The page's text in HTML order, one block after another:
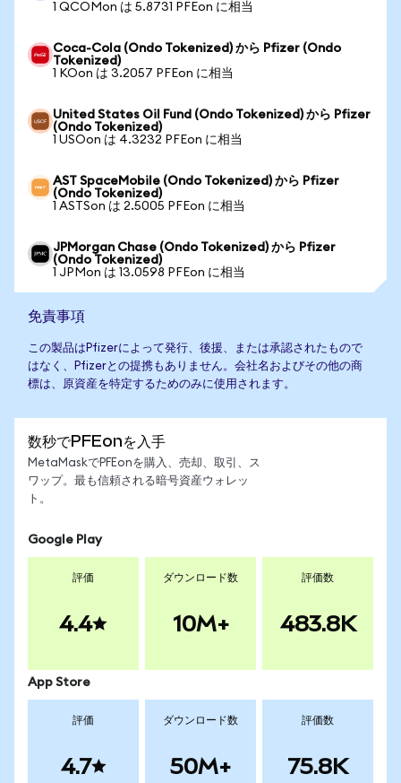
1 QCOMon は 5.8731 PFEon に相当
Coca-Cola (Ondo Tokenized) から Pfizer (Ondo
Tokenized)
1 KOon は 3.2057 PFEon に相当
United States Oil Fund (Ondo Tokenized) から Pfizer
(Ondo Tokenized)
1 USOon は 4.3232 PFEon に相当
AST SpaceMobile (Ondo Tokenized) から Pfizer
(Ondo Tokenized)
1 ASTSon は 2.5005 PFEon に相当
JPMorgan Chase (Ondo Tokenized) から Pfizer
(Ondo Tokenized)
1 JPMon は 13.0598 PFEon に相当
免責事項
この製品はPfizerによって発行、後援、または承認されたもので
はなく、Pfizerとの提携もありません。会社名およびその他の商
標は、原資産を特定するためのみに使用されます。
数秒でPFEonを入手
MetaMaskでPFEonを購入、売却、取引、ス
ワップ。最も信頼される暗号資産ウォレッ
ト。
Google Play
評価
4.4
ダウンロード数
10M+
評価数
483.8K
App Store
評価
4.7
ダウンロード数
50M+
評価数
75.8K